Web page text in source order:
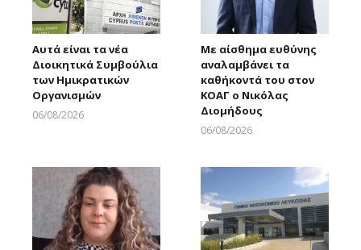
Αυτά είναι τα νέα
Διοικητικά Συμβούλια
των Ημικρατικών
Οργανισμών
06/08/2026
Με αίσθημα ευθύνης
αναλαμβάνει τα
καθήκοντά του στον
ΚΟΑΓ ο Νικόλας
Διομήδους
06/08/2026